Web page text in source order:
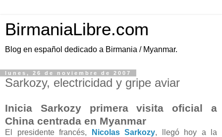
BirmaniaLibre.com
Blog en español dedicado a Birmania / Myanmar.
lunes, 26 de noviembre de 2007
Sarkozy, electricidad y gripe aviar
Inicia Sarkozy primera visita oficial a
China centrada en Myanmar
El presidente francés, Nicolas Sarkozy, llegó hoy a la